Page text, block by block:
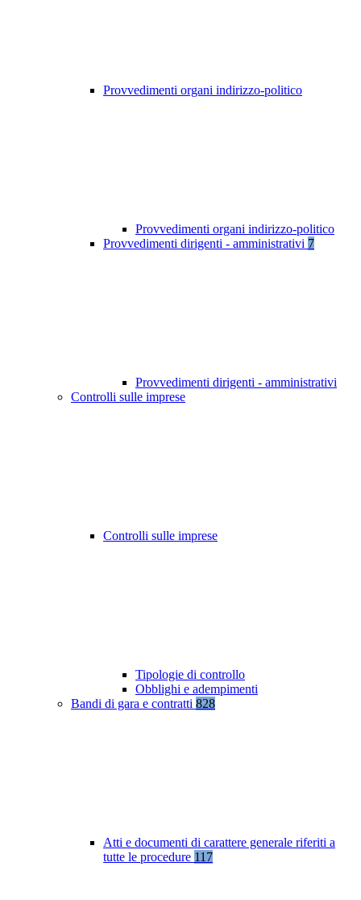
Provvedimenti organi indirizzo-politico
Provvedimenti organi indirizzo-politico
Provvedimenti dirigenti - amministrativi 7
Provvedimenti dirigenti - amministrativi
Controlli sulle imprese
Controlli sulle imprese
Tipologie di controllo
Obblighi e adempimenti
Bandi di gara e contratti 828
Atti e documenti di carattere generale riferiti a
tutte le procedure 117